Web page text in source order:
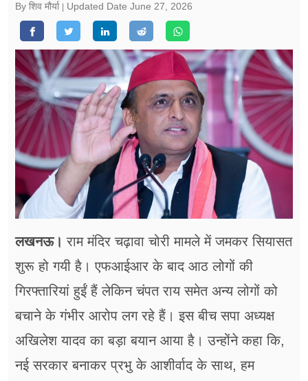
जीवन मंत्रा
फूड
सेहत
ब्‍यूटी
जॉब्स
शिक्षा
अन्य खबरें
By शिव मौर्या
Updated Date June 27, 2026
लखनऊ। राम मंदिर चढ़ावा चोरी मामले में जमकर सियासत
शुरू हो गयी है। एफआईआर के बाद आठ लोगों की
गिरफ्तारियां हुईं हैं लेकिन चंपत राय समेत अन्य लोगों को
बचाने के गंभीर आरोप लग रहे हैं। इस बीच सपा अध्यक्ष
अखिलेश यादव का बड़ा बयान आया है। उन्होंने कहा कि,
नई सरकार बनाकर प्रभु के आशीर्वाद के साथ, हम